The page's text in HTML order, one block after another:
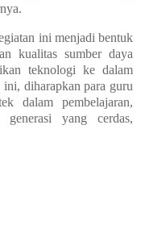
ini menjadi bentuk
kualitas sumber daya
teknologi ke dalam
diharapkan para guru
dalam pembelajaran,
generasi yang cerdas,